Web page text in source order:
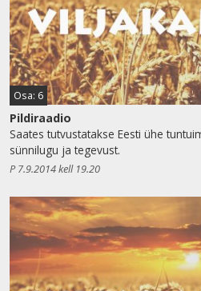
Osa: 6
Pildiraadio
Saates tutvustatakse Eesti ühe
sünnilugu ja tegevust.
P 7.9.2014 kell 19.20